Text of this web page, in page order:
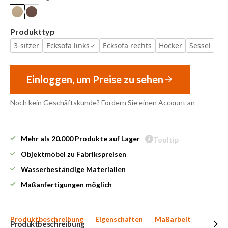
Produkttyp
3-sitzer
Ecksofa links Ecksofa rechts Hocker Sessel
Einloggen, um Preise zu sehen
Noch kein Geschäftskunde? Fordern Sie einen Account an
Mehr als 20.000 Produkte auf Lager
Tooltip
Objektmöbel zu Fabrikspreisen
Wasserbeständige Materialien
Maßanfertigungen möglich
Produktbeschreibung Eigenschaften
Maßarbeit
Produktbeschreibung